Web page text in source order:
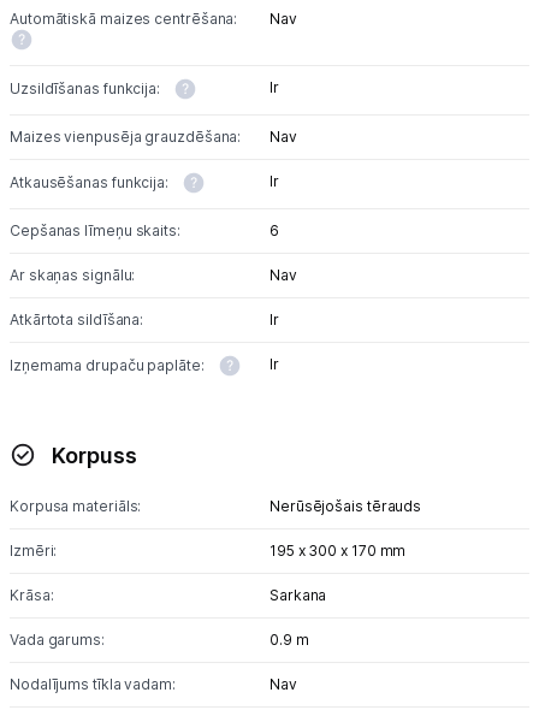
Kontakti
Automātiskā maizes centrēšana: Nav
Uzsildīšanas funkcija: Ir
Maizes vienpusēja grauzdēšana: Nav
Atkausēšanas funkcija: Ir
Cepšanas līmeņu skaits: 6
Ar skaņas signālu: Nav
Atkārtota sildīšana: Ir
Izņemama drupaču paplāte: Ir
Korpuss
Korpusa materiāls: Nerūsējošais tērauds
Izmēri: 195 x 300 x 170 mm
Krāsa: Sarkana
Vada garums: 0.9 m
Nodalījums tīkla vadam: Nav